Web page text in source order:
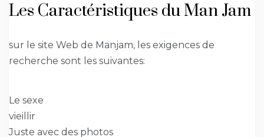
Les Caractéristiques du Man Jam
sur le site Web de Manjam, les exigences de
recherche sont les suivantes:
Le sexe
vieillir
Juste avec des photos